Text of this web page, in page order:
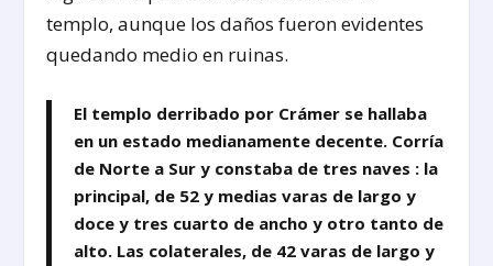
templo, aunque los daños fueron evidentes
quedando medio en ruinas.
El templo derribado por Crámer se hallaba
en un estado medianamente decente. Corría
de Norte a Sur y constaba de tres naves : la
principal, de 52 y medias varas de largo y
doce y tres cuarto de ancho y otro tanto de
alto. Las colaterales, de 42 varas de largo y